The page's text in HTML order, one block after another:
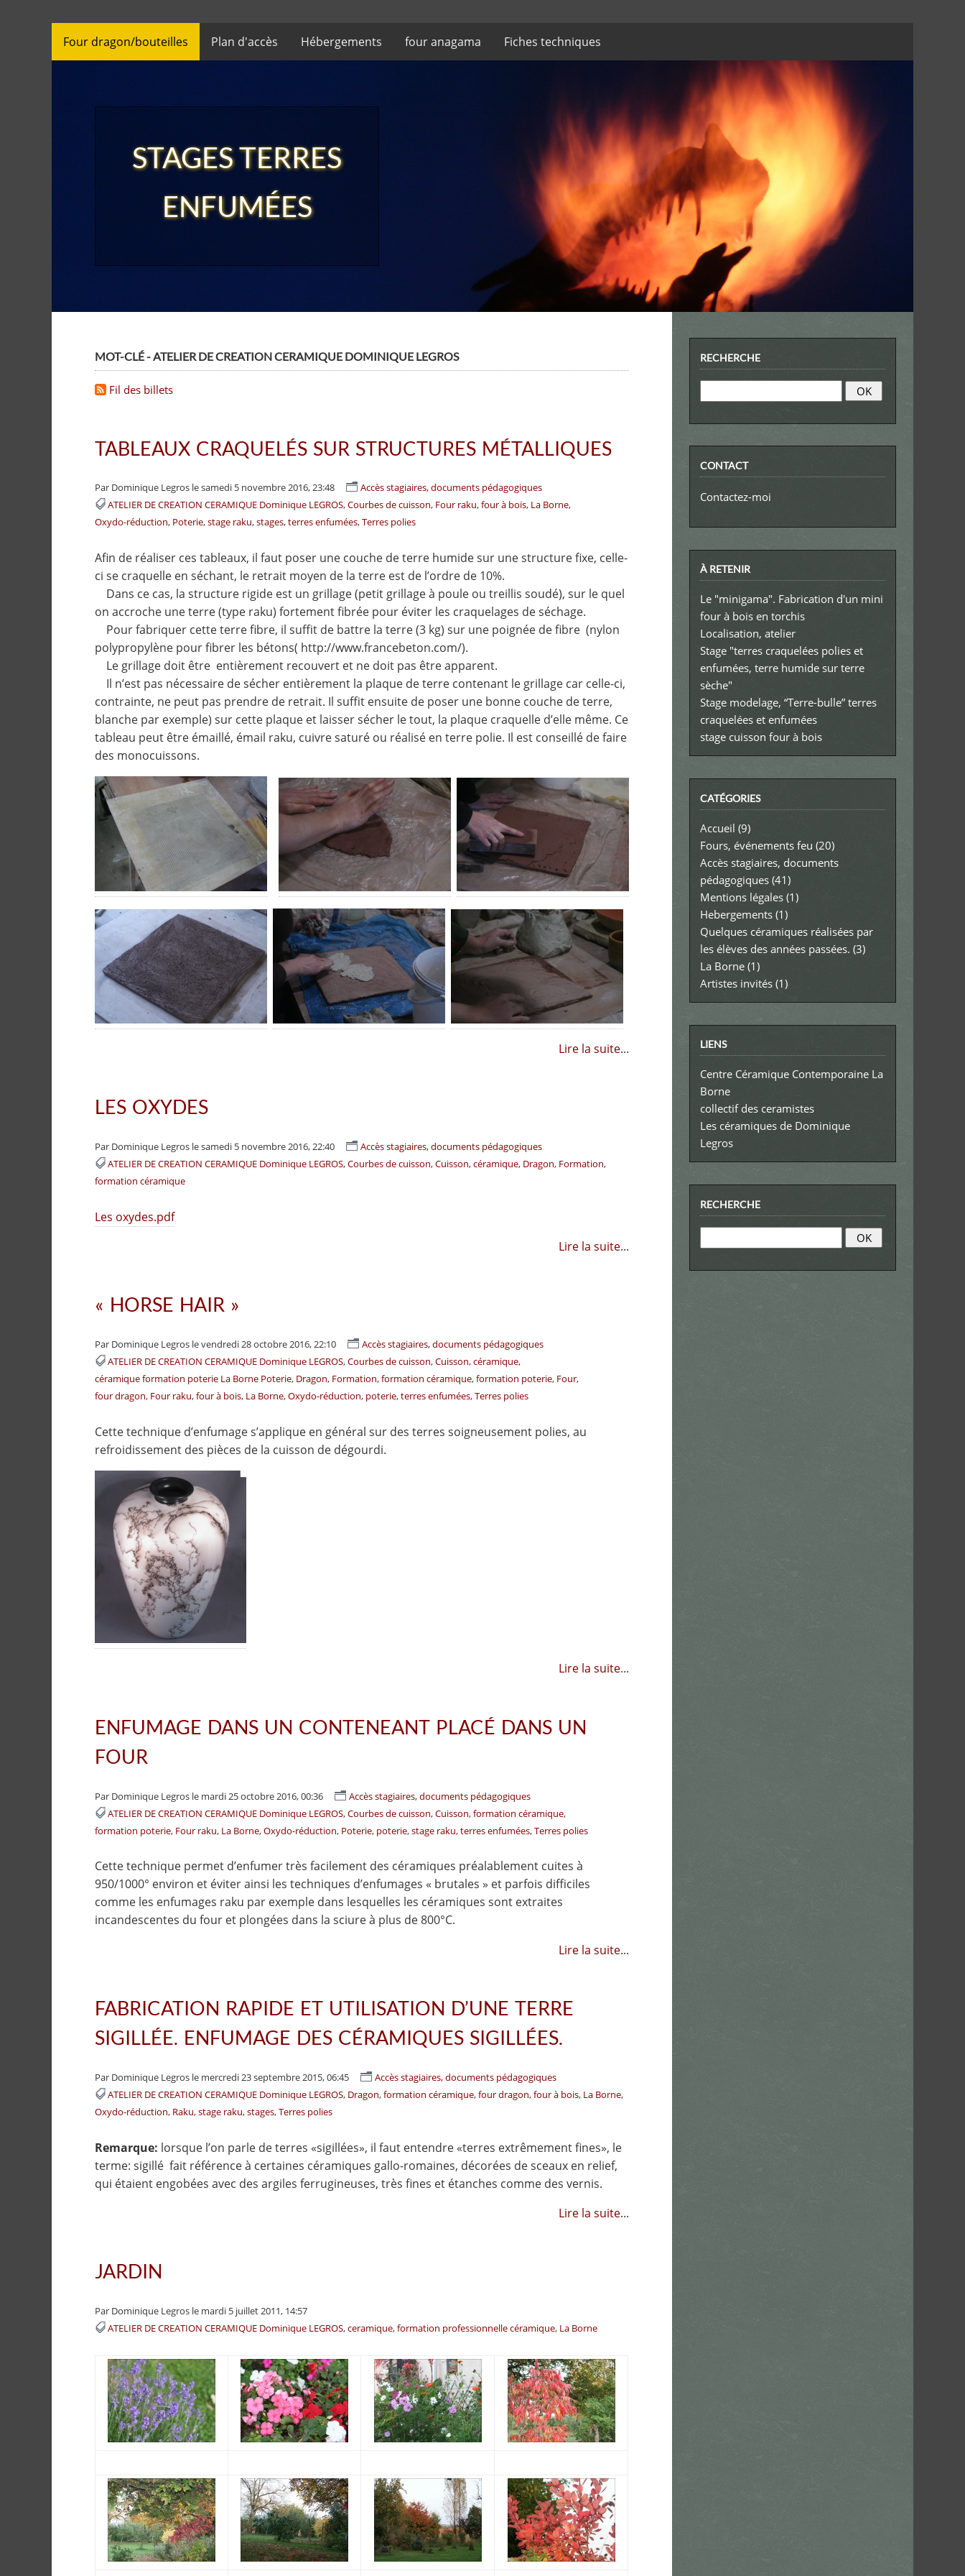
Four dragon/bouteilles Plan d'accès Hébergements four anagama Fiches techniques
STAGES TERRES
ENFUMÉES
MOT-CLÉ - ATELIER DE CREATION CERAMIQUE DOMINIQUE LEGROS
Fil des billets
TABLEAUX CRAQUELÉS SUR STRUCTURES MÉTALLIQUES
Par Dominique Legros le samedi 5 novembre 2016, 23:48
Accès stagiaires, documents pédagogiques
ATELIER DE CREATION CERAMIQUE Dominique LEGROS Courbes de cuisson Four raku four à bois La Borne
Oxydo-réduction Poterie stage raku stages terres enfumées Terres polies
Afin de réaliser ces tableaux, il faut poser une couche de terre humide sur une structure fixe, celle-
ci se craquelle en séchant, le retrait moyen de la terre est de l’ordre de 10%.
Dans ce cas, la structure rigide est un grillage (petit grillage à poule ou treillis soudé), sur le quel
on accroche une terre (type raku) fortement fibrée pour éviter les craquelages de séchage.
Pour fabriquer cette terre fibre, il suffit de battre la terre (3 kg) sur une poignée de fibre (nylon
polypropylène pour fibrer les bétons( http://www.francebeton.com/).
Le grillage doit être entièrement recouvert et ne doit pas être apparent.
Il n’est pas nécessaire de sécher entièrement la plaque de terre contenant le grillage car celle-ci,
contrainte, ne peut pas prendre de retrait. Il suffit ensuite de poser une bonne couche de terre,
blanche par exemple) sur cette plaque et laisser sécher le tout, la plaque craquelle d’elle même. Ce
tableau peut être émaillé, émail raku, cuivre saturé ou réalisé en terre polie. Il est conseillé de faire
des monocuissons.
Lire la suite...
LES OXYDES
Par Dominique Legros le samedi 5 novembre 2016, 22:40
Accès stagiaires, documents pédagogiques
ATELIER DE CREATION CERAMIQUE Dominique LEGROS Courbes de cuisson Cuisson céramique Dragon Formation
formation céramique
Les oxydes.pdf
Lire la suite...
« HORSE HAIR »
Par Dominique Legros le vendredi 28 octobre 2016, 22:10
Accès stagiaires, documents pédagogiques
ATELIER DE CREATION CERAMIQUE Dominique LEGROS Courbes de cuisson Cuisson céramique
céramique formation poterie La Borne Poterie Dragon Formation formation céramique formation poterie Four
four dragon Four raku four à bois La Borne Oxydo-réduction poterie terres enfumées Terres polies
Cette technique d’enfumage s’applique en général sur des terres soigneusement polies, au
refroidissement des pièces de la cuisson de dégourdi.
Lire la suite...
ENFUMAGE DANS UN CONTENEANT PLACÉ DANS UN
FOUR
Par Dominique Legros le mardi 25 octobre 2016, 00:36
Accès stagiaires, documents pédagogiques
ATELIER DE CREATION CERAMIQUE Dominique LEGROS Courbes de cuisson Cuisson formation céramique
formation poterie Four raku La Borne Oxydo-réduction Poterie poterie stage raku terres enfumées Terres polies
Cette technique permet d’enfumer très facilement des céramiques préalablement cuites à
950/1000° environ et éviter ainsi les techniques d’enfumages « brutales » et parfois difficiles
comme les enfumages raku par exemple dans lesquelles les céramiques sont extraites
incandescentes du four et plongées dans la sciure à plus de 800°C.
Lire la suite...
FABRICATION RAPIDE ET UTILISATION D’UNE TERRE
SIGILLÉE. ENFUMAGE DES CÉRAMIQUES SIGILLÉES.
Par Dominique Legros le mercredi 23 septembre 2015, 06:45
Accès stagiaires, documents pédagogiques
ATELIER DE CREATION CERAMIQUE Dominique LEGROS Dragon formation céramique four dragon four à bois La Borne
Oxydo-réduction Raku stage raku stages Terres polies
Remarque: lorsque l’on parle de terres «sigillées», il faut entendre «terres extrêmement fines», le
terme: sigillé fait référence à certaines céramiques gallo-romaines, décorées de sceaux en relief,
qui étaient engobées avec des argiles ferrugineuses, très fines et étanches comme des vernis.
Lire la suite...
JARDIN
Par Dominique Legros le mardi 5 juillet 2011, 14:57
ATELIER DE CREATION CERAMIQUE Dominique LEGROS ceramique formation professionnelle céramique La Borne
RECHERCHE
CONTACT
Contactez-moi
À RETENIR
Le "minigama". Fabrication d'un mini
four à bois en torchis
Localisation, atelier
Stage "terres craquelées polies et
enfumées, terre humide sur terre
sèche"
Stage modelage, “Terre-bulle” terres
craquelées et enfumées
stage cuisson four à bois
CATÉGORIES
Accueil (9)
Fours, événements feu (20)
Accès stagiaires, documents
pédagogiques (41)
Mentions légales (1)
Hebergements (1)
Quelques céramiques réalisées par
les élèves des années passées. (3)
La Borne (1)
Artistes invités (1)
LIENS
Centre Céramique Contemporaine La
Borne
collectif des ceramistes
Les céramiques de Dominique
Legros
RECHERCHE